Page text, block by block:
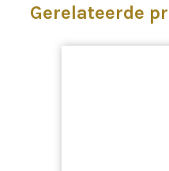
Gerelateerde